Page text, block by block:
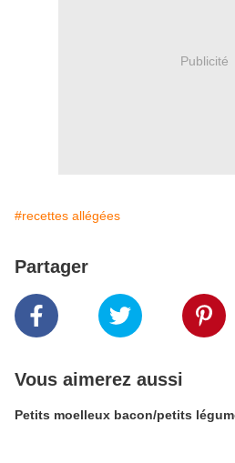
Publicité
#recettes allégées
Partager
Vous aimerez aussi
Petits moelleux bacon/petits